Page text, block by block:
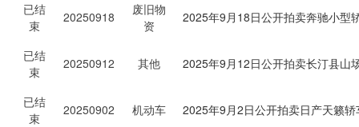
已结
束
20250918
废旧物
资
2025年9月18日公开拍卖奔驰小型
已结
束
20250912 其他 2025年9月12日公开拍卖长汀县山
已结
束
20250902 机动车 2025年9月2日公开拍卖日产天籁